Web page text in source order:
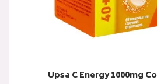
Upsa C Energy 1000mg